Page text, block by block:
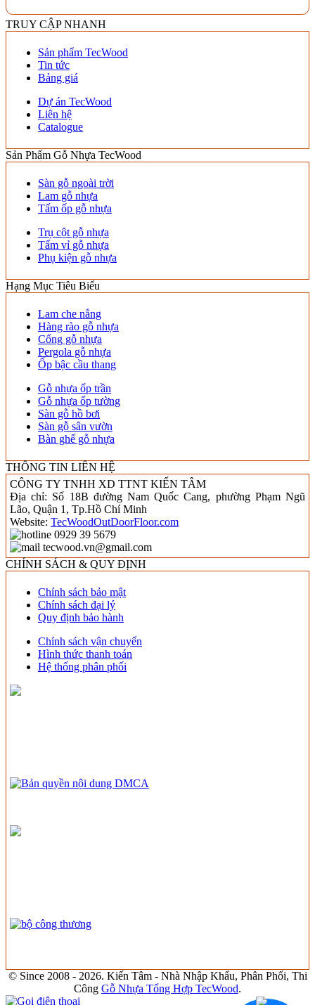
TRUY CẬP NHANH
Sản phẩm TecWood
Tin tức
Bảng giá
Dự án TecWood
Liên hệ
Catalogue
Sản Phẩm Gỗ Nhựa TecWood
Sàn gỗ ngoài trời
Lam gỗ nhựa
Tấm ốp gỗ nhựa
Trụ cột gỗ nhựa
Tấm vỉ gỗ nhựa
Phụ kiện gỗ nhựa
Hạng Mục Tiêu Biểu
Lam che nắng
Hàng rào gỗ nhựa
Cổng gỗ nhựa
Pergola gỗ nhựa
Ốp bậc cầu thang
Gỗ nhựa ốp trần
Gỗ nhựa ốp tường
Sàn gỗ hồ bơi
Sàn gỗ sân vườn
Bàn ghế gỗ nhựa
THÔNG TIN LIÊN HỆ
CÔNG TY TNHH XD TTNT KIẾN TÂM
Địa chỉ: Số 18B đường Nam Quốc Cang, phường Phạm Ngũ
Lão, Quận 1, Tp.Hồ Chí Minh
Website: TecWoodOutDoorFloor.com
0929 39 5679
tecwood.vn@gmail.com
CHÍNH SÁCH & QUY ĐỊNH
Chính sách bảo mật
Chính sách đại lý
Quy định bảo hành
Chính sách vận chuyển
Hình thức thanh toán
Hệ thống phân phối
© Since 2008 - 2026. Kiến Tâm - Nhà Nhập Khẩu, Phân Phối, Thi
Công Gỗ Nhựa Tổng Hợp TecWood.